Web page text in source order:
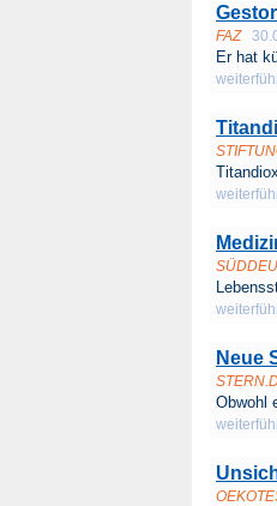
FAZ
Er hat
Neue
Obwohl